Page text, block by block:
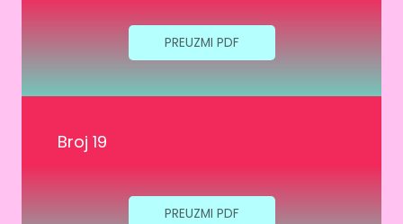
PREUZMI PDF
Broj 19
PREUZMI PDF